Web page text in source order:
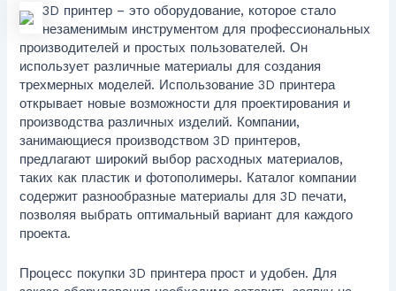
3D принтер – это оборудование, которое стало
незаменимым инструментом для профессиональных
производителей и простых пользователей. Он
использует различные материалы для создания
трехмерных моделей. Использование 3D принтера
открывает новые возможности для проектирования и
производства различных изделий. Компании,
занимающиеся производством 3D принтеров,
предлагают широкий выбор расходных материалов,
таких как пластик и фотополимеры. Каталог компании
содержит разнообразные материалы для 3D печати,
позволяя выбрать оптимальный вариант для каждого
проекта.
Процесс покупки 3D принтера прост и удобен. Для